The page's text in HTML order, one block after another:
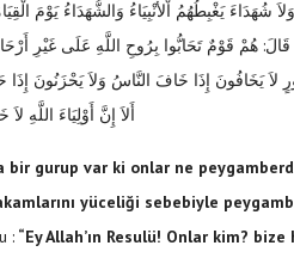
شُهَدَاءَ يَغْبِطُهُمُ اْلأَنْبِيَاءُ وَالشُّهَدَاءُ يَوْمَ
قَالَ: هُمْ قَوْمٌ تَحَابُّوا بِرُوحِ اللَّهِ عَلَى غَيْرِ
لاَ يَخَافُونَ إِذَا خَافَ النَّاسُ وَلاَ يَحْزَنُونَ إِذَا
أَلاَ إِنَّ أَوْلِيَاءَ اللَّهِ
bir gurup var ki onlar ne
yüceliği sebebiyle
: “Ey Allah’ın Resulü! Onlar kim?